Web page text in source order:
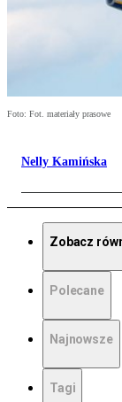
Foto: Fot. materiały prasowe
Nelly Kamińska
Zobacz
Polecane
Najnowsze
Tagi